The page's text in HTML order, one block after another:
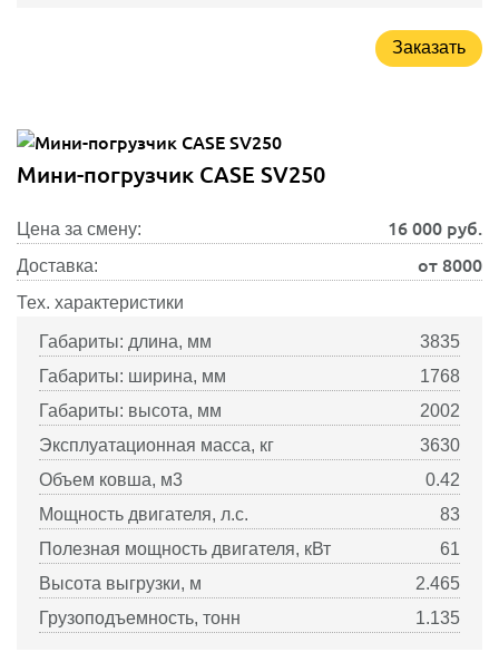
Заказать
Мини-погрузчик CASE SV250
Цена за смену: 16 000 руб.
Доставка: от 8000
Тех. характеристики
Габариты: длина, мм
3835
Габариты: ширина, мм
1768
Габариты: высота, мм
2002
Эксплуатационная масса, кг
3630
Объем ковша, м3
0.42
Мощность двигателя, л.с.
83
Полезная мощность двигателя, кВт
61
Высота выгрузки, м
2.465
Грузоподъемность, тонн
1.135